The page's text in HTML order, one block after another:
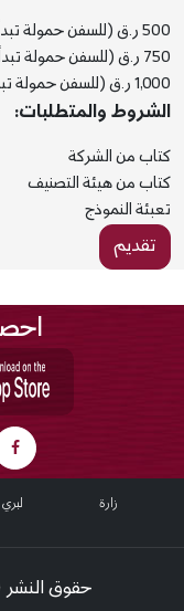
500 ر.ق (للسفن حمولة تبدأ من 200 طن حتى 500 طن)
750 ر.ق (للسفن حمولة تبدأ من 501 طن حتى 1,000 طن)
1,000 ر.ق (للسفن حمولة تبدأ من 1,001 طن فأكثر).
الشروط والمتطلبات:
كتاب من الشركة
كتاب من هيئة التصنيف
تعبئة النموذج
تقديم
Footer
عن الوزارة النقل البري
حقوق النشر © 2026 وزارة